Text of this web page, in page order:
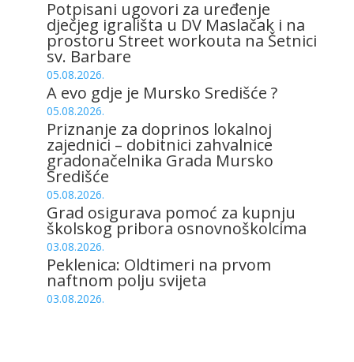
Potpisani ugovori za uređenje
dječjeg igrališta u DV Maslačak i na
prostoru Street workouta na Šetnici
sv. Barbare
05.08.2026.
A evo gdje je Mursko Središće ?
05.08.2026.
Priznanje za doprinos lokalnoj
zajednici – dobitnici zahvalnice
gradonačelnika Grada Mursko
Središće
05.08.2026.
Grad osigurava pomoć za kupnju
školskog pribora osnovnoškolcima
03.08.2026.
Peklenica: Oldtimeri na prvom
naftnom polju svijeta
03.08.2026.